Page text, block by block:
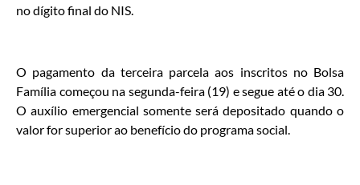
no dígito final do NIS.
O pagamento da terceira parcela aos inscritos no Bolsa
Família começou na segunda-feira (19) e segue até o dia 30.
O auxílio emergencial somente será depositado quando o
valor for superior ao benefício do programa social.